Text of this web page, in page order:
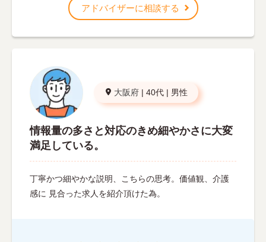
アドバイザーに相談する
大阪府 | 40代 | 男性
情報量の多さと対応のきめ細やかさに大変
満足している。
丁寧かつ細やかな説明、こちらの思考。価値観、介護
感に 見合った求人を紹介頂けた為。